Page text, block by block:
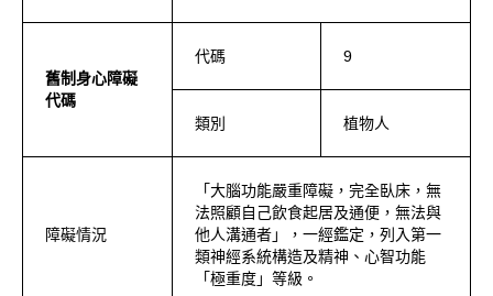
舊制身心障礙
代碼
代碼 9
類別 植物人
障礙情況
「大腦功能嚴重障礙，完全臥床，無
法照顧自己飲食起居及通便，無法與
他人溝通者」，一經鑑定，列入第一
類神經系統構造及精神、心智功能
「極重度」等級。